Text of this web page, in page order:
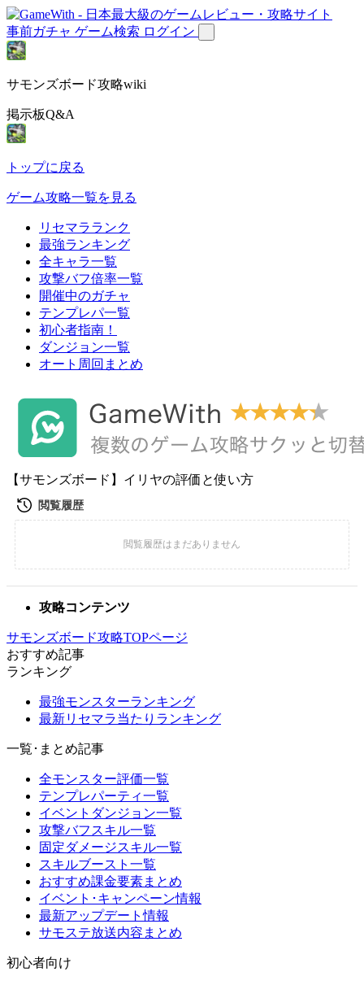
事前ガチャ ゲーム検索 ログイン
サモンズボード攻略wiki
掲示板Q&A
トップに戻る
ゲーム攻略一覧を見る
リセマラランク
最強ランキング
全キャラ一覧
攻撃バフ倍率一覧
開催中のガチャ
テンプレパ一覧
初心者指南！
ダンジョン一覧
オート周回まとめ
【サモンズボード】イリヤの評価と使い方
攻略コンテンツ
サモンズボード攻略TOPページ
おすすめ記事
ランキング
最強モンスターランキング
最新リセマラ当たりランキング
一覧･まとめ記事
全モンスター評価一覧
テンプレパーティ一覧
イベントダンジョン一覧
攻撃バフスキル一覧
固定ダメージスキル一覧
スキルブースト一覧
おすすめ課金要素まとめ
イベント･キャンペーン情報
最新アップデート情報
サモステ放送内容まとめ
初心者向け